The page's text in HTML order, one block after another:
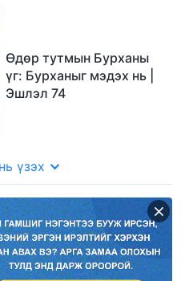
Өдөр тутмын Бурханы
үг: Бурханыг мэдэх нь |
Эшлэл 74
үзэх